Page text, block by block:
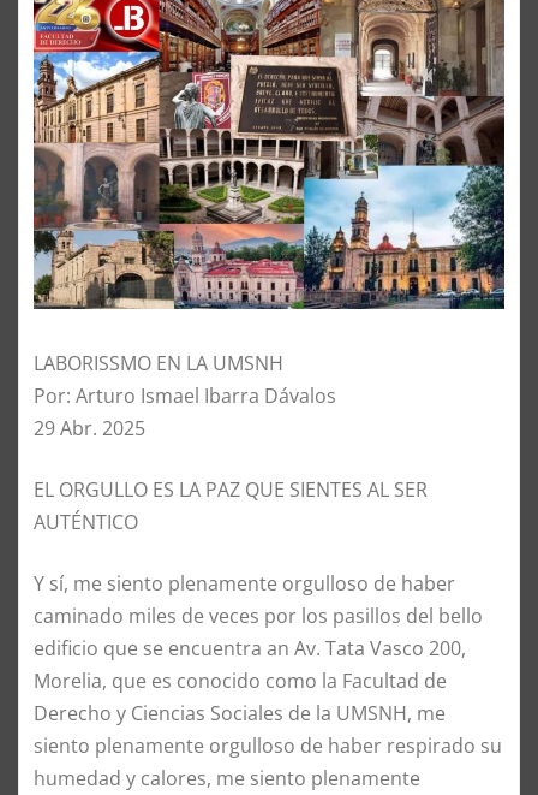
LABORISSMO EN LA UMSNH
Por: Arturo Ismael Ibarra Dávalos
29 Abr. 2025
EL ORGULLO ES LA PAZ QUE SIENTES AL SER
AUTÉNTICO
Y sí, me siento plenamente orgulloso de haber
caminado miles de veces por los pasillos del bello
edificio que se encuentra an Av. Tata Vasco 200,
Morelia, que es conocido como la Facultad de
Derecho y Ciencias Sociales de la UMSNH, me
siento plenamente orgulloso de haber respirado su
humedad y calores, me siento plenamente